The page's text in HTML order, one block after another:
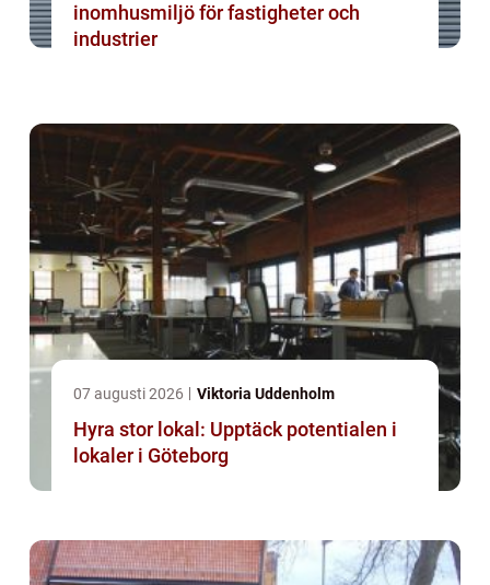
inomhusmiljö för fastigheter och
industrier
07 augusti 2026 Viktoria Uddenholm
Hyra stor lokal: Upptäck potentialen i
lokaler i Göteborg